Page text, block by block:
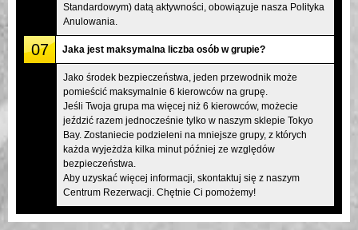
Standardowym) datą aktywności, obowiązuje nasza Polityka
Anulowania.
07 Jaka jest maksymalna liczba osób w grupie?
Jako środek bezpieczeństwa, jeden przewodnik może
pomieścić maksymalnie 6 kierowców na grupę.
Jeśli Twoja grupa ma więcej niż 6 kierowców, możecie
jeździć razem jednocześnie tylko w naszym sklepie Tokyo
Bay. Zostaniecie podzieleni na mniejsze grupy, z których
każda wyjeżdża kilka minut później ze względów
bezpieczeństwa.
Aby uzyskać więcej informacji, skontaktuj się z naszym
Centrum Rezerwacji. Chętnie Ci pomożemy!